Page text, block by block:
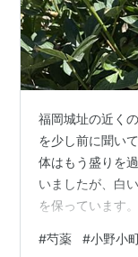
福岡城址の近く
を少し前に聞い
体はもう盛りを
いましたが、白
を保っています
説を思い出しま
#芍薬 #小野小